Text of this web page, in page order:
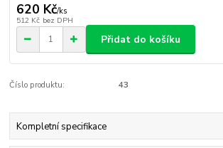
620 Kč/ks
512 Kč bez DPH
Přidat do košíku
Číslo produktu: 43
Kompletní specifikace